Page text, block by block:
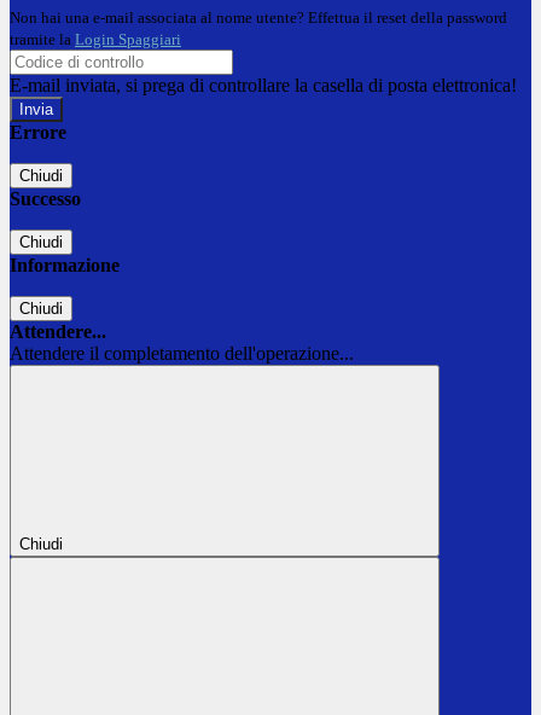
Non hai una e-mail associata al nome utente? Effettua il reset della password
tramite la Login Spaggiari
E-mail inviata, si prega di controllare la casella di posta elettronica!
Errore
Chiudi
Successo
Chiudi
Informazione
Chiudi
Attendere...
Attendere il completamento dell'operazione...
Chiudi